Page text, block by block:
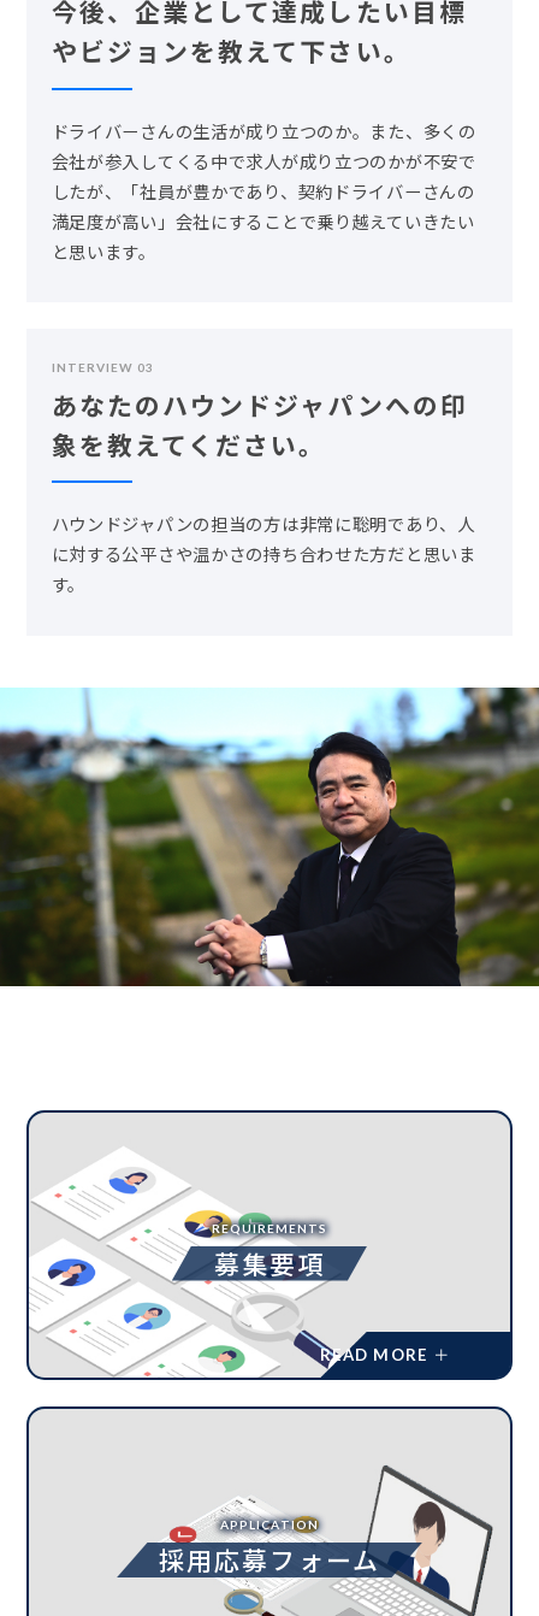
今後、企業として達成したい目標
やビジョンを教えて下さい。
ドライバーさんの生活が成り立つのか。また、多くの
会社が参入してくる中で求人が成り立つのかが不安で
したが、「社員が豊かであり、契約ドライバーさんの
満足度が高い」会社にすることで乗り越えていきたい
と思います。
INTERVIEW 03
あなたのハウンドジャパンへの印
象を教えてください。
ハウンドジャパンの担当の方は非常に聡明であり、人
に対する公平さや温かさの持ち合わせた方だと思いま
す。
REQUIREMENTS
募集要項
APPLICATION
採用応募フォーム